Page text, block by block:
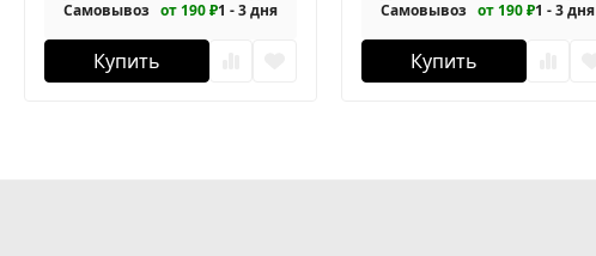
Самовывоз от 190 ₽1 - 3 дня
Купить
Самовывоз от 190 ₽1 - 3 дня
Купить